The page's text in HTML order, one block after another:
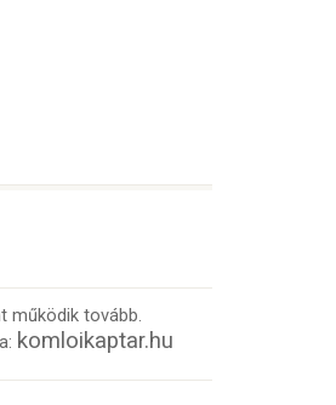
működik tovább.
komloikaptar.hu